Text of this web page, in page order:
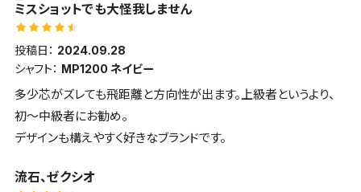
ています。
ミスショットでも大怪我しません
投稿日： 2024.09.28
シャフト： MP1200 ネイビー
多少芯がズレても飛距離と方向性が出ます。上級者というより、
初〜中級者にお勧め。
デザインも構えやすく好きなブランドです。
流石、ゼクシオ